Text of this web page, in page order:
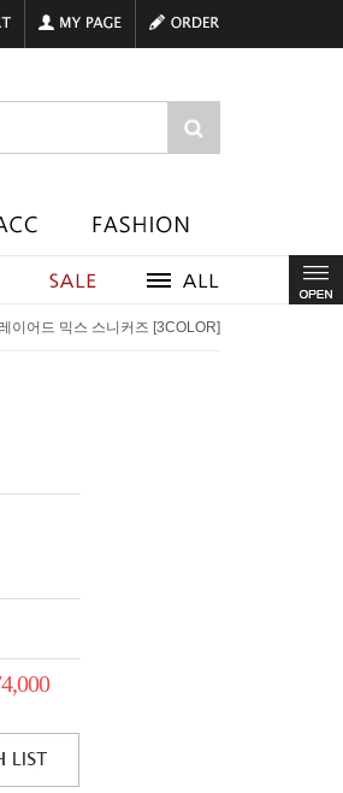
이어드 믹스 스니커즈 [3COLOR]